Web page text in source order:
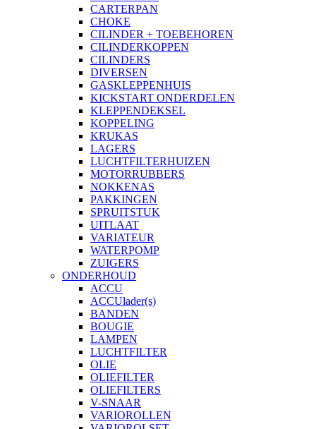
CARTERPAN
CHOKE
CILINDER + TOEBEHOREN
CILINDERKOPPEN
CILINDERS
DIVERSEN
GASKLEPPENHUIS
KICKSTART ONDERDELEN
KLEPPENDEKSEL
KOPPELING
KRUKAS
LAGERS
LUCHTFILTERHUIZEN
MOTORRUBBERS
NOKKENAS
PAKKINGEN
SPRUITSTUK
UITLAAT
VARIATEUR
WATERPOMP
ZUIGERS
ONDERHOUD
ACCU
ACCUlader(s)
BANDEN
BOUGIE
LAMPEN
LUCHTFILTER
OLIE
OLIEFILTER
OLIEFILTERS
V-SNAAR
VARIOROLLEN